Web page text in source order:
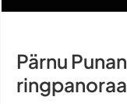
Pärnu